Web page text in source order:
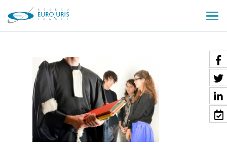
le